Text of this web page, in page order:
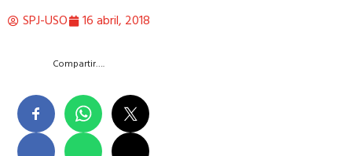
SPJ-USO 16 abril, 2018
Compartir….